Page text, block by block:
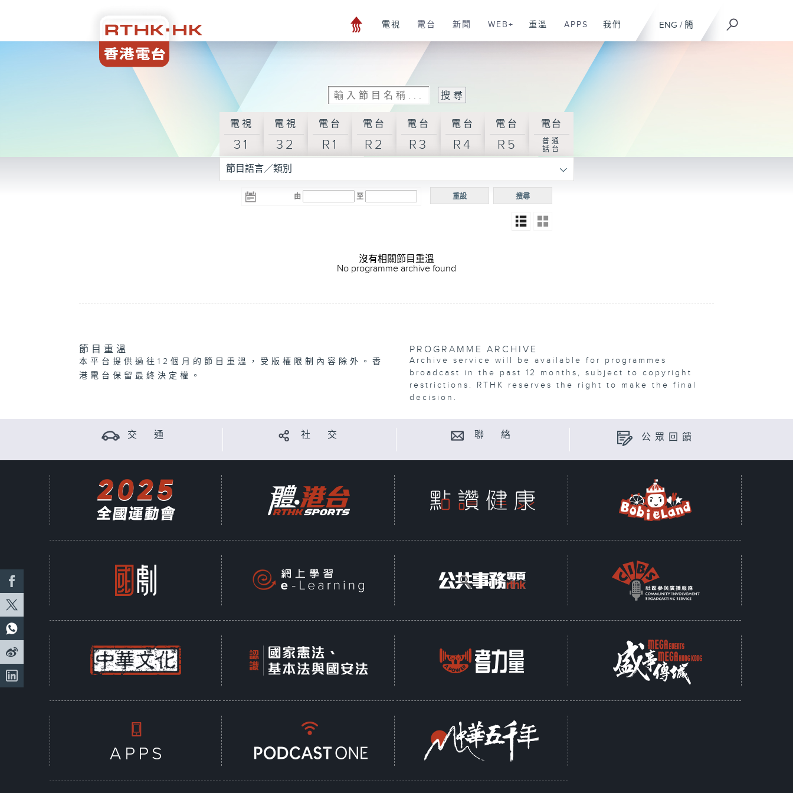
ENG / 簡
電視 電台 新聞 WEB+ 重溫 APPS 我們
電視
31
電視
32
電台
R1
電台
R2
電台
R3
電台
R4
電台
R5
電台
普通
話台
節目語言／類別
由 至 搜尋
重設
沒有相關節目重溫
No programme archive found
節目重溫
本平台提供過往12個月的節目重溫，受版權限制內容除外。香
港電台保留最終決定權。
PROGRAMME ARCHIVE
Archive service will be available for programmes
broadcast in the past 12 months, subject to copyright
restrictions. RTHK reserves the right to make the final
decision.
交 通 社 交 聯 絡 公眾回饋